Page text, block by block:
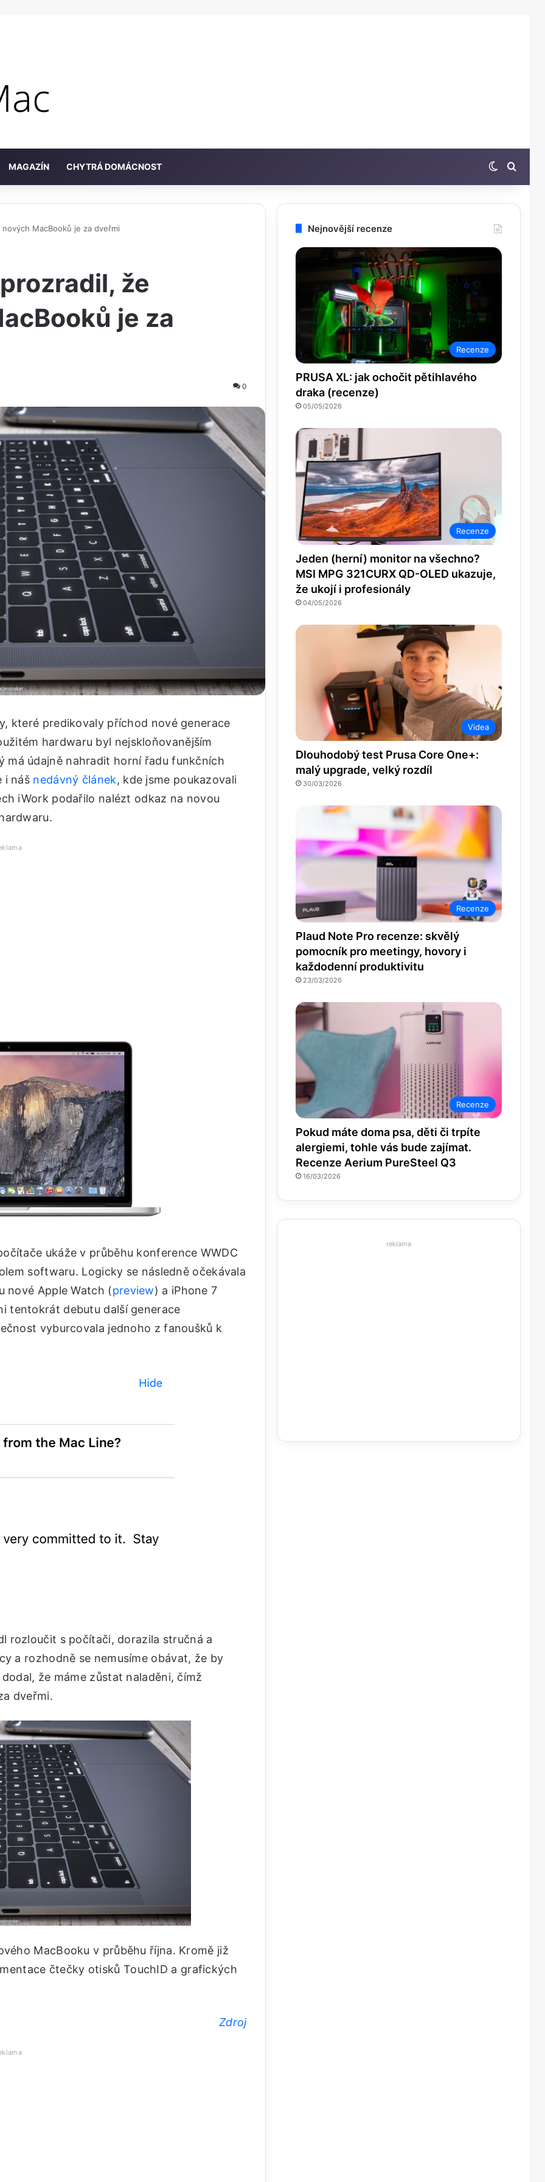
MAGAZÍN CHYTRÁ DOMÁCNOST Switch
MacBooků je za dveřmi
že
je za
0
které predikovaly příchod nové generace
hardwaru byl nejskloňovanějším
má údajně nahradit horní řadu funkčních
i náš nedávný článek, kde jsme poukazovali
iWork podařilo nalézt odkaz na novou
ukáže v průběhu konference WWDC
softwaru. Logicky se následně očekávala
nové Apple Watch (preview) a iPhone 7
tentokrát debutu další generace
vyburcovala jednoho z fanoušků k
rozloučit s počítači, dorazila stručná a
a rozhodně se nemusíme obávat, že by
že máme zůstat naladěni, čímž
dveřmi.
MacBooku v průběhu října. Kromě již
čtečky otisků TouchID a grafických
Zdroj
Nejnovější recenze
Recenze
PRUSA XL: jak ochočit pětihlavého
draka (recenze)
05/05/2026
Recenze
Jeden (herní) monitor na všechno?
MSI MPG 321CURX QD-OLED ukazuje,
že ukojí i profesionály
04/05/2026
Videa
Dlouhodobý test Prusa Core One+:
malý upgrade, velký rozdíl
30/03/2026
Recenze
Plaud Note Pro recenze: skvělý
pomocník pro meetingy, hovory i
každodenní produktivitu
23/03/2026
Recenze
Pokud máte doma psa, děti či trpíte
alergiemi, tohle vás bude zajímat.
Recenze Aerium PureSteel Q3
16/03/2026
reklama